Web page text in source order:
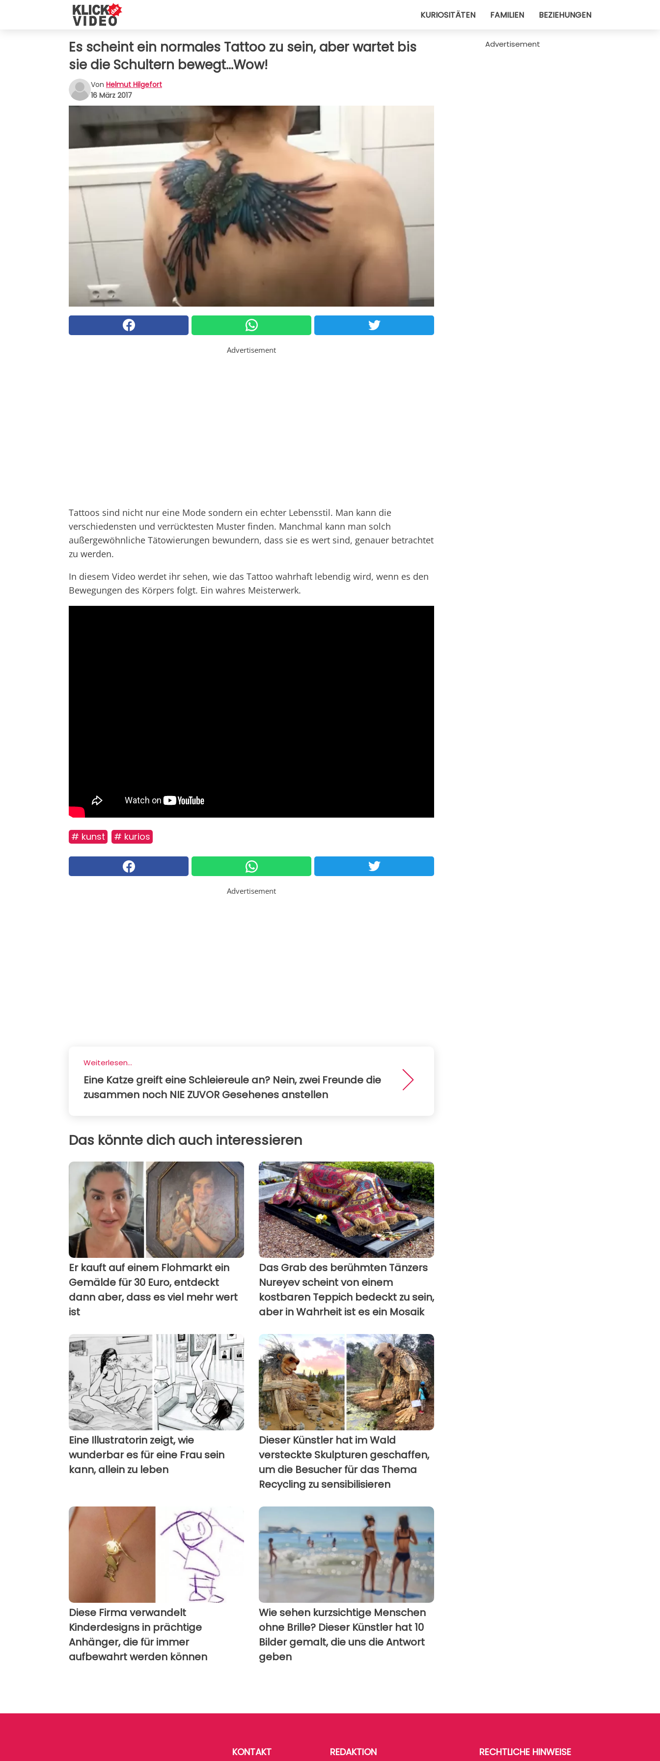
KURIOSITÄTEN FAMILIEN BEZIEHUNGEN
Es scheint ein normales Tattoo zu sein, aber wartet bis
sie die Schultern bewegt...Wow!
Von Helmut Hilgefort
16 März 2017
Advertisement
Tattoos sind nicht nur eine Mode sondern ein echter Lebensstil. Man kann die
verschiedensten und verrücktesten Muster finden. Manchmal kann man solch
außergewöhnliche Tätowierungen bewundern, dass sie es wert sind, genauer betrachtet
zu werden.
In diesem Video werdet ihr sehen, wie das Tattoo wahrhaft lebendig wird, wenn es den
Bewegungen des Körpers folgt. Ein wahres Meisterwerk.
# kunst # kurios
Advertisement
Weiterlesen...
Eine Katze greift eine Schleiereule an? Nein, zwei Freunde die
zusammen noch NIE ZUVOR Gesehenes anstellen
Das könnte dich auch interessieren
Er kauft auf einem Flohmarkt ein
Gemälde für 30 Euro, entdeckt
dann aber, dass es viel mehr wert
ist
Das Grab des berühmten Tänzers
Nureyev scheint von einem
kostbaren Teppich bedeckt zu sein,
aber in Wahrheit ist es ein Mosaik
Eine Illustratorin zeigt, wie
wunderbar es für eine Frau sein
kann, allein zu leben
Dieser Künstler hat im Wald
versteckte Skulpturen geschaffen,
um die Besucher für das Thema
Recycling zu sensibilisieren
Diese Firma verwandelt
Kinderdesigns in prächtige
Anhänger, die für immer
aufbewahrt werden können
Wie sehen kurzsichtige Menschen
ohne Brille? Dieser Künstler hat 10
Bilder gemalt, die uns die Antwort
geben
Advertisement
KONTAKT REDAKTION RECHTLICHE HINWEISE